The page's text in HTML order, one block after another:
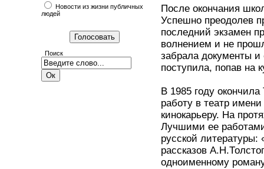
Новости из жизни публичных
людей
Поиск
После окончания
Успешно преодолев
последний экзамен
волнением и не
забрала документы
поступила, попав на
В 1985 году
работу в театр
кинокарьеру. На
Лучшими ее
русской
рассказов
одноименному